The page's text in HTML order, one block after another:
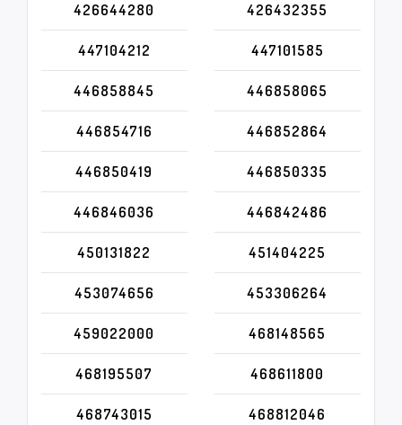
426644280 426432355
447104212 447101585
446858845 446858065
446854716 446852864
446850419 446850335
446846036 446842486
450131822 451404225
453074656 453306264
459022000 468148565
468195507 468611800
468743015 468812046